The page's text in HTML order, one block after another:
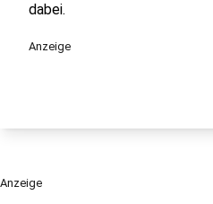
dabei.
Anzeige
Anzeige